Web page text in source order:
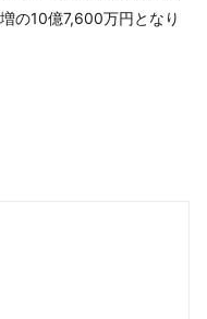
の10億7,600万円となり